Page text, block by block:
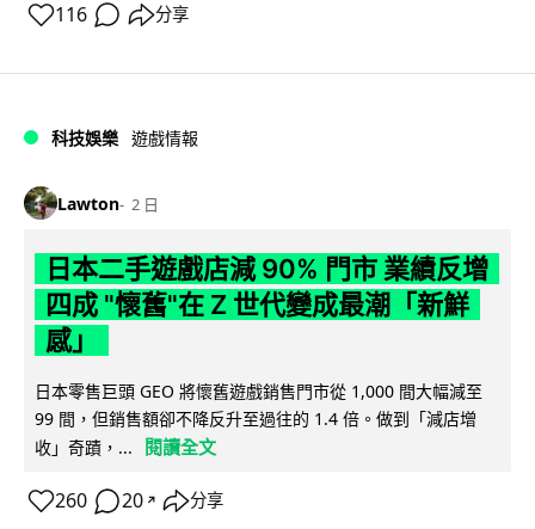
116 分享
科技娛樂 遊戲情報
Lawton 2 日
日本二手遊戲店減 90% 門市 業績反增
四成 "懷舊"在 Z 世代變成最潮「新鮮
感」
日本零售巨頭 GEO 將懷舊遊戲銷售門市從 1,000 間大幅減至
99 間，但銷售額卻不降反升至過往的 1.4 倍。做到「減店增
收」奇蹟，...
閱讀全文
260 20 ↗ 分享